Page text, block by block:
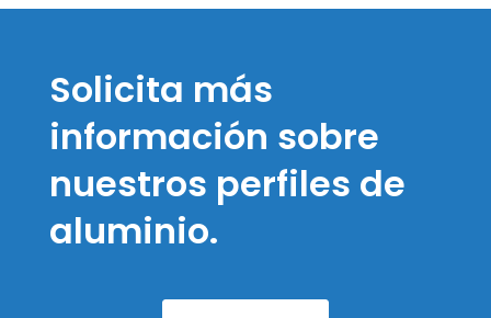
Solicita más
información sobre
nuestros perfiles de
aluminio.